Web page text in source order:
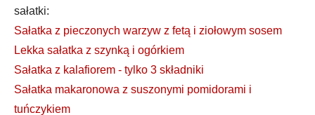
sałatki:
Sałatka z pieczonych warzyw z fetą i ziołowym sosem
Lekka sałatka z szynką i ogórkiem
Sałatka z kalafiorem - tylko 3 składniki
Sałatka makaronowa z suszonymi pomidorami i
tuńczykiem